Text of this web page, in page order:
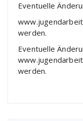
Eventuelle
werden.
Eventuelle
werden.